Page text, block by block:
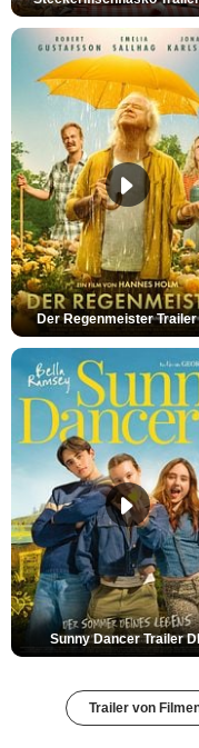
Der Regenmeister Trailer
Sunny Dancer Trailer
Trailer von